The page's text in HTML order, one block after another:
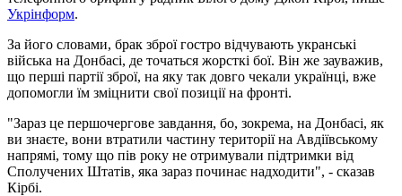
Укрінформ.
За його словами, брак зброї гостро відчувають укранські
війська на Донбасі, де точаться жорсткі бої. Він же зауважив,
що перші партії зброї, на яку так довго чекали українці, вже
допомогли їм зміцнити свої позиції на фронті.
"Зараз це першочергове завдання, бо, зокрема, на Донбасі, як
ви знаєте, вони втратили частину території на Авдіївському
напрямі, тому що пів року не отримували підтримки від
Сполучених Штатів, яка зараз починає надходити", - сказав
Кірбі.